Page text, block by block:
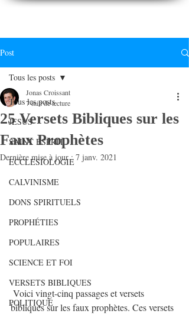
Post
Tous les posts
JESUS
SAINT ESPRIT
ECCLESIOLOGIE
CALVINISME
DONS SPIRITUELS
PROPHÉTIES
POPULAIRES
SCIENCE ET FOI
VERSETS BIBLIQUES
POLITIQUE
Tous les posts
25 Versets Bibliques sur les
Faux Prophètes
Jonas Croissant
7 min de lecture
Dernière mise à jour :7 janv. 2021
Voici vingt-cinq passages et versets
bibliques sur les faux prophètes. Ces versets